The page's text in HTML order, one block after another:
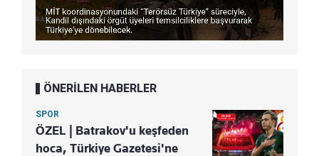
ÖNERİLEN HABERLER
SPOR
ÖZEL | Batrakov'u keşfeden
hoca, Türkiye Gazetesi'ne